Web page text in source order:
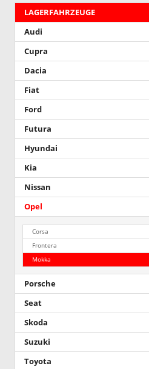
LAGERFAHRZEUGE
Audi
Cupra
Dacia
Fiat
Ford
Futura
Hyundai
Kia
Nissan
Opel
Corsa
Frontera
Mokka
Porsche
Seat
Skoda
Suzuki
Toyota